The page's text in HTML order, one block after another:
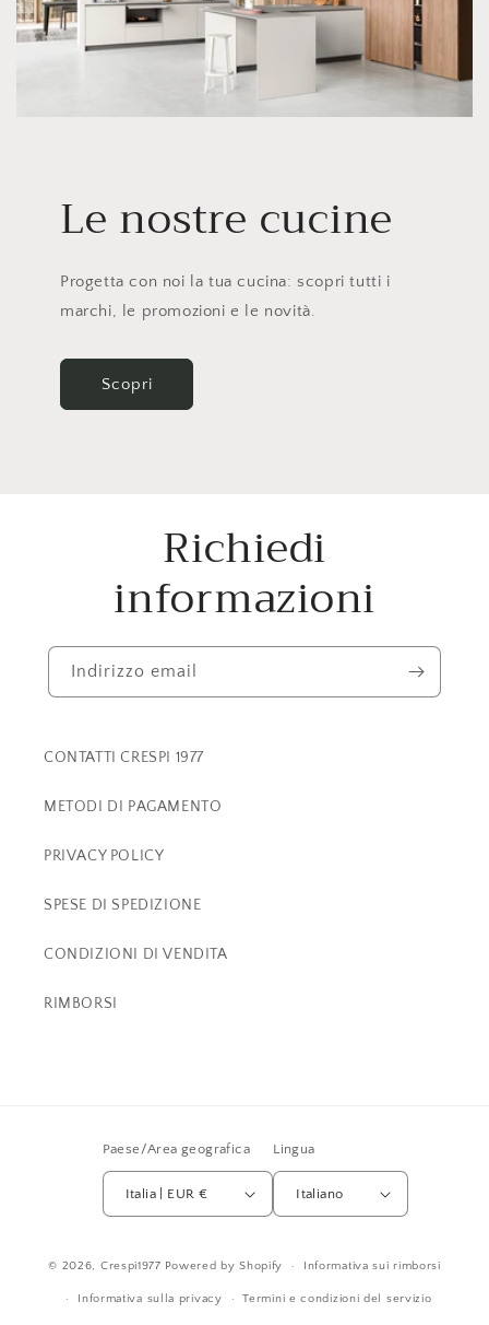
Le nostre cucine
Progetta con noi la tua cucina: scopri tutti i
marchi, le promozioni e le novità.
Scopri
Richiedi
informazioni
Indirizzo email
CONTATTI CRESPI 1977
METODI DI PAGAMENTO
PRIVACY POLICY
SPESE DI SPEDIZIONE
CONDIZIONI DI VENDITA
RIMBORSI
Paese/Area geografica
Italia | EUR €
Lingua
Italiano
© 2026, Crespi1977 Powered by Shopify Informativa sui rimborsi
Informativa sulla privacy Termini e condizioni del servizio